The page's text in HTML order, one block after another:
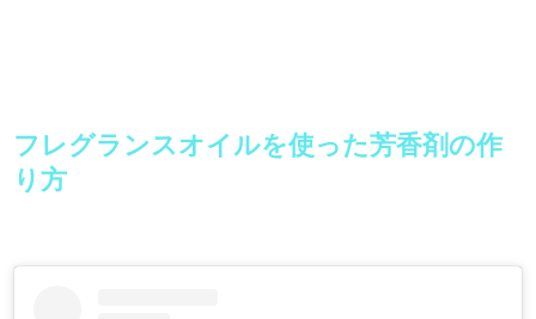
フレグランスオイルを使った芳香剤の作
り方